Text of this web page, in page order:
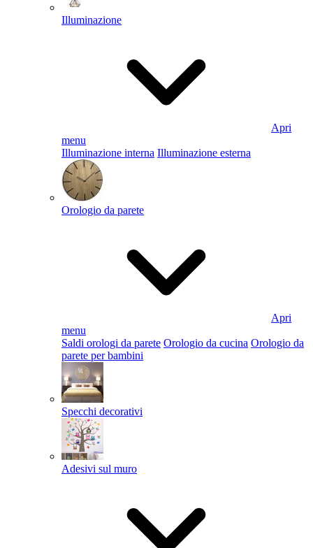
Illuminazione
Apri
menu
Illuminazione interna Illuminazione esterna
Orologio da parete
Apri
menu
Saldi orologi da parete Orologio da cucina Orologio da
parete per bambini
Specchi decorativi
Adesivi sul muro